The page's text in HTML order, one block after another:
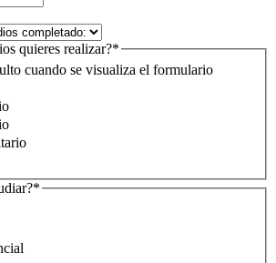
cuando se visualiza el formulario
quieres realizar?*
*